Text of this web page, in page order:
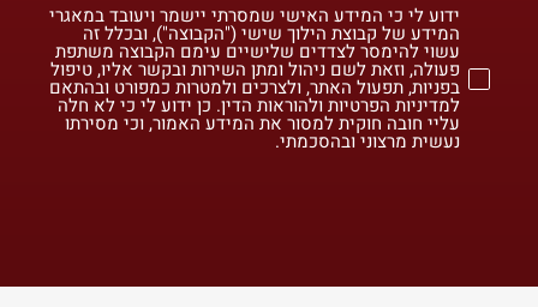
ידוע לי כי המידע האישי שמסרתי יישמר ויעובד במאגרי
המידע של קבוצת הילוך שישי ("הקבוצה"), ובכלל זה
עשוי להימסר לצדדים שלישיים עימם הקבוצה משתפת
פעולה, וזאת לשם ניהול ומתן השירות ובקשר אליו, טיפול
בפניות, תפעול האתר, ולצרכים ולמטרות כמפורט ובהתאם
למדיניות הפרטיות ולהוראות הדין. כן ידוע לי כי לא חלה
עליי חובה חוקית למסור את המידע האמור, וכי מסירתו
נעשית מרצוני ובהסכמתי.